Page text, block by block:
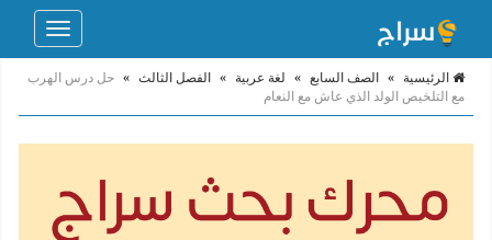
Toggle
الرئيسية » الصف السابع » لغة عربية » الفصل الثالث » حل درس الهرب
مع التلخيص الولد الذي عاش مع النعام